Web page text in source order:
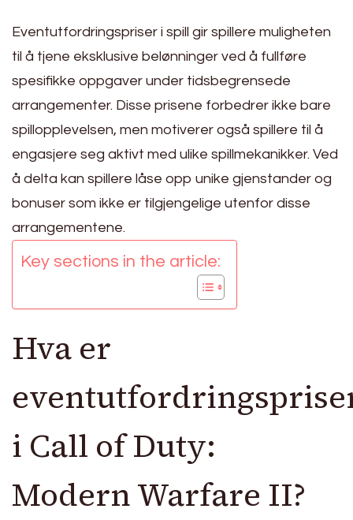
Eventutfordringspriser i spill gir spillere muligheten
til å tjene eksklusive belønninger ved å fullføre
spesifikke oppgaver under tidsbegrensede
arrangementer. Disse prisene forbedrer ikke bare
spillopplevelsen, men motiverer også spillere til å
engasjere seg aktivt med ulike spillmekanikker. Ved
å delta kan spillere låse opp unike gjenstander og
bonuser som ikke er tilgjengelige utenfor disse
arrangementene.
Key sections in the article:
Hva er
i Call of Duty:
Modern Warfare II?